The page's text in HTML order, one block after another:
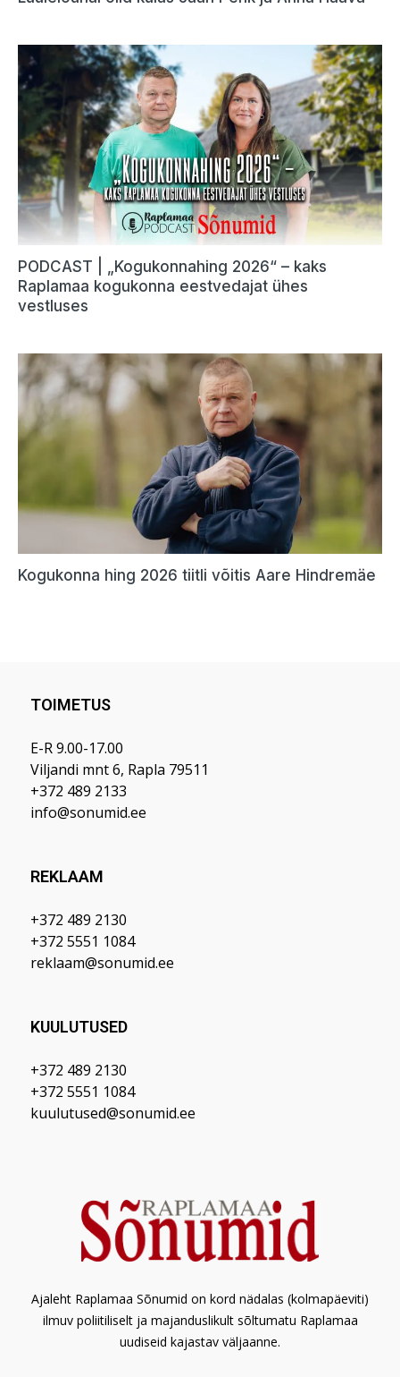
TOIMETUS
E-R 9.00-17.00
Viljandi mnt 6, Rapla 79511
+372 489 2133
info@sonumid.ee
REKLAAM
+372 489 2130
+372 5551 1084
reklaam@sonumid.ee
KUULUTUSED
+372 489 2130
+372 5551 1084
kuulutused@sonumid.ee
Ajaleht Raplamaa Sõnumid on kord nädalas (kolmapäeviti)
ilmuv poliitiliselt ja majanduslikult sõltumatu Raplamaa
uudiseid kajastav väljaanne.